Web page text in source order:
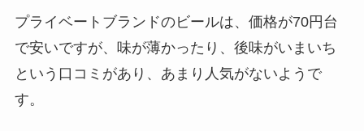
プライベートブランドのビールは、価格が70円台
で安いですが、味が薄かったり、後味がいまいち
という口コミがあり、あまり人気がないようで
す。